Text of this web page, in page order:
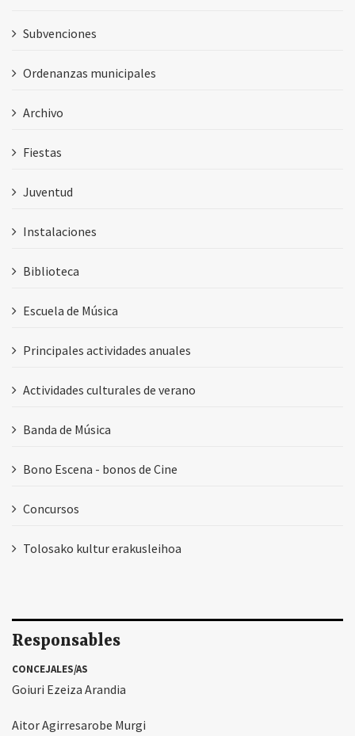
Subvenciones
Ordenanzas municipales
Archivo
Fiestas
Juventud
Instalaciones
Biblioteca
Escuela de Música
Principales actividades anuales
Actividades culturales de verano
Banda de Música
Bono Escena - bonos de Cine
Concursos
Tolosako kultur erakusleihoa
Responsables
CONCEJALES/AS
Goiuri Ezeiza Arandia
Aitor Agirresarobe Murgi